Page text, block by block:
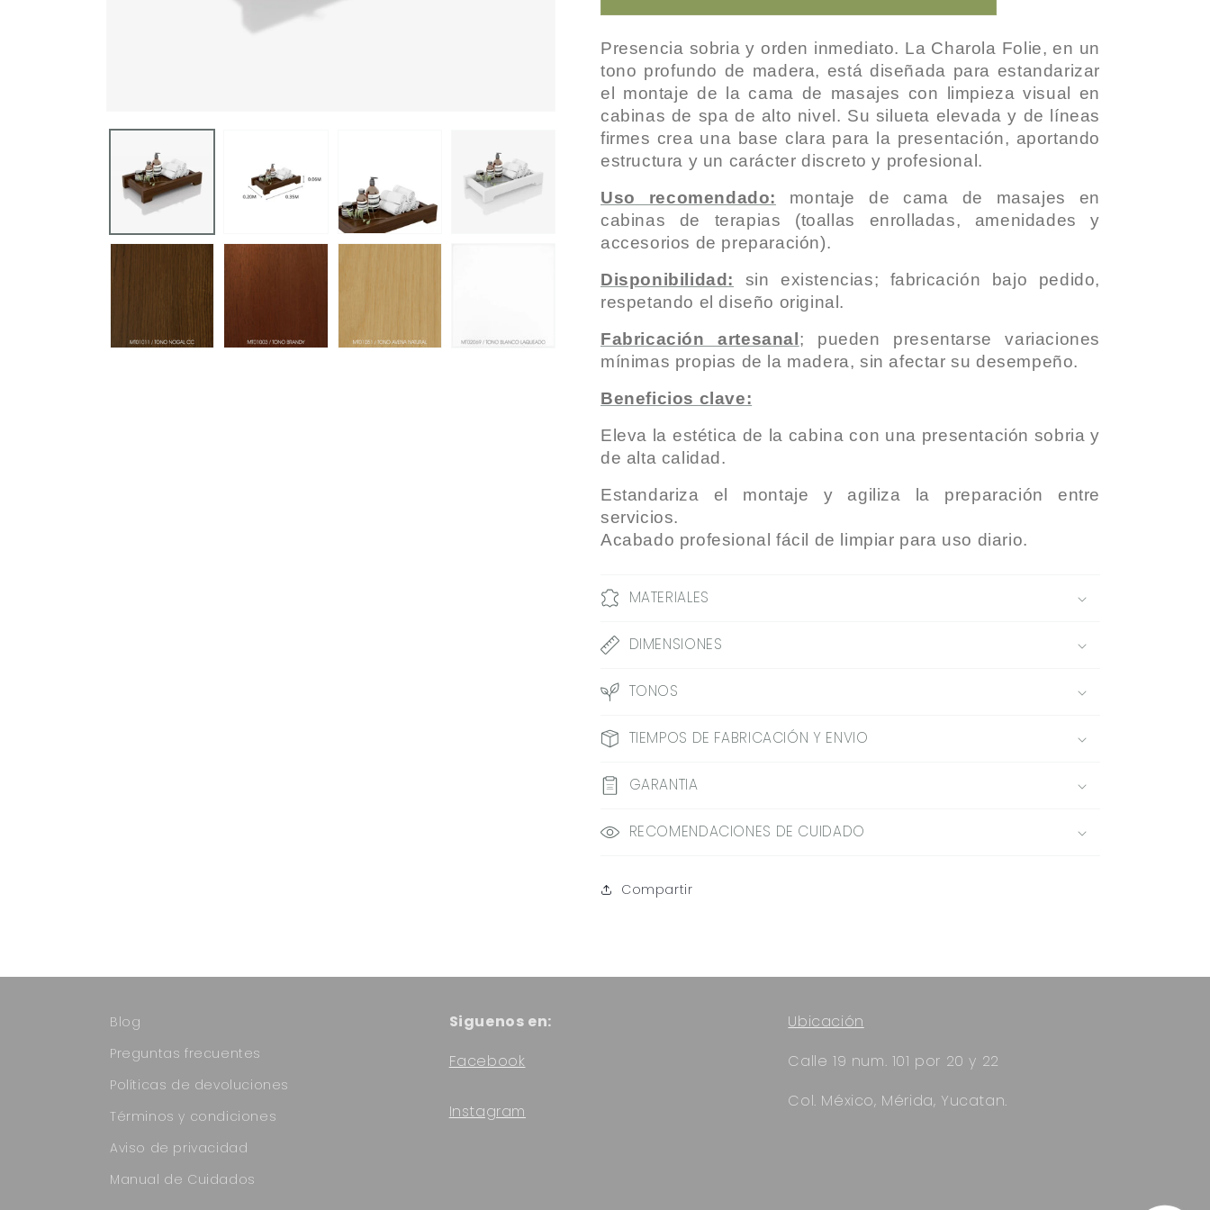
Presencia sobria y orden inmediato. La Charola Folie, en un
tono profundo de madera, está diseñada para estandarizar
el montaje de la cama de masajes con limpieza visual en
cabinas de spa de alto nivel. Su silueta elevada y de líneas
firmes crea una base clara para la presentación, aportando
estructura y un carácter discreto y profesional.
Uso recomendado: montaje de cama de masajes en
cabinas de terapias (toallas enrolladas, amenidades y
accesorios de preparación).
Disponibilidad: sin existencias; fabricación bajo pedido,
respetando el diseño original.
Fabricación artesanal ; pueden presentarse variaciones
mínimas propias de la madera, sin afectar su desempeño.
Beneficios clave:
Eleva la estética de la cabina con una presentación sobria y
de alta calidad.
Estandariza el montaje y agiliza la preparación entre
servicios.
Acabado profesional fácil de limpiar para uso diario.
MATERIALES
DIMENSIONES
TONOS
TIEMPOS DE FABRICACIÓN Y ENVIO
GARANTIA
RECOMENDACIONES DE CUIDADO
Compartir
Blog
Preguntas frecuentes
Políticas de devoluciones
Términos y condiciones
Aviso de privacidad
Manual de Cuidados
Siguenos en:
Facebook
Instagram
Ubicación
Calle 19 num. 101 por 20 y 22
Col. México, Mérida, Yucatan.